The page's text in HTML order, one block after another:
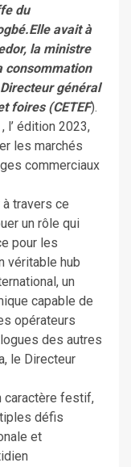
du
avait à
la ministre
consommation
général
foires (CETEF).
l’ édition 2023,
les marchés
commerciaux
travers ce
un rôle qui
pour les
véritable hub
un
capable de
opérateurs
des autres
le Directeur
caractère festif,
défis
et